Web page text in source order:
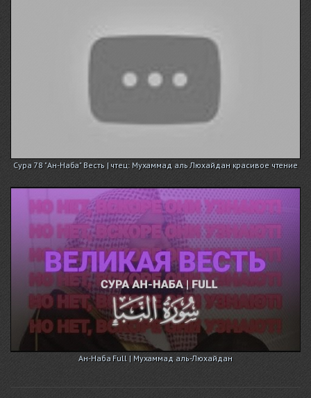
Сура 78 "Ан-Наба" Весть | чтец: Мухаммад аль Люхайдан красивое чтение
Ан-Наба Full | Мухаммад аль-Люхайдан